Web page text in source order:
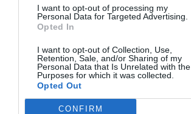
I want to opt-out of processing my
Personal Data for Targeted Advertising.
Opted In
I want to opt-out of Collection, Use,
Retention, Sale, and/or Sharing of my
Personal Data that Is Unrelated with the
Purposes for which it was collected.
Opted Out
CONFIRM
Γραφείο Τύπου